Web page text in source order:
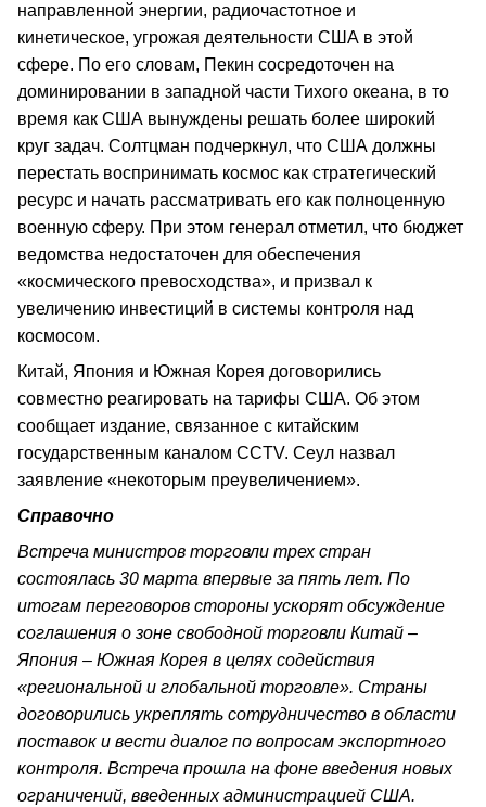
направленной энергии, радиочастотное и
кинетическое, угрожая деятельности США в этой
сфере. По его словам, Пекин сосредоточен на
доминировании в западной части Тихого океана, в то
время как США вынуждены решать более широкий
круг задач. Солтцман подчеркнул, что США должны
перестать воспринимать космос как стратегический
ресурс и начать рассматривать его как полноценную
военную сферу. При этом генерал отметил, что бюджет
ведомства недостаточен для обеспечения
«космического превосходства», и призвал к
увеличению инвестиций в системы контроля над
космосом.
Китай, Япония и Южная Корея договорились
совместно реагировать на тарифы США. Об этом
сообщает издание, связанное с китайским
государственным каналом CCTV. Сеул назвал
заявление «некоторым преувеличением».
Справочно
Встреча министров торговли трех стран
состоялась 30 марта впервые за пять лет. По
итогам переговоров стороны ускорят обсуждение
соглашения о зоне свободной торговли Китай –
Япония – Южная Корея в целях содействия
«региональной и глобальной торговле». Страны
договорились укреплять сотрудничество в области
поставок и вести диалог по вопросам экспортного
контроля. Встреча прошла на фоне введения новых
ограничений, введенных администрацией США.